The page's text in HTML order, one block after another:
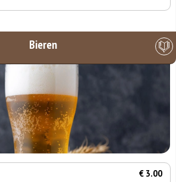
Bieren
€ 3.00